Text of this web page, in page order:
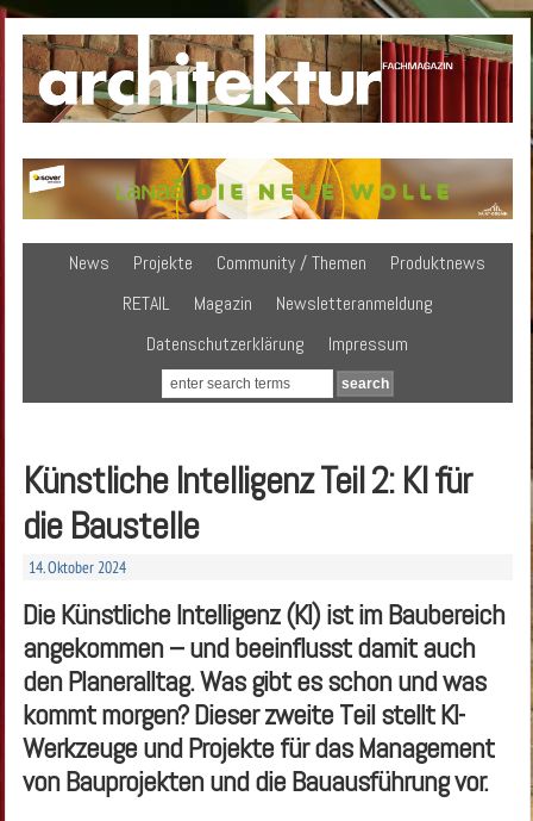
News Projekte Community / Themen
Produktnews
RETAIL
Magazin
Newsletteranmeldung
Datenschutzerklärung
Impressum
Künstliche Intelligenz Teil 2: KI für
die Baustelle
14. Oktober 2024
Die Künstliche Intelligenz (KI) ist im Baubereich
angekommen – und beeinflusst damit auch
den Planeralltag. Was gibt es schon und was
kommt morgen? Dieser zweite Teil stellt KI-
Werkzeuge und Projekte für das ­Management
von Bauprojekten und die Bauausführung vor.